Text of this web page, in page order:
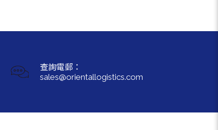
查詢電郵：
sales@orientallogistics.com